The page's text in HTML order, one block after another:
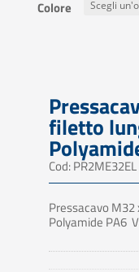
Colore
filetto
Cod: PR2ME32EL
Pressacavo
Polyamide PA6